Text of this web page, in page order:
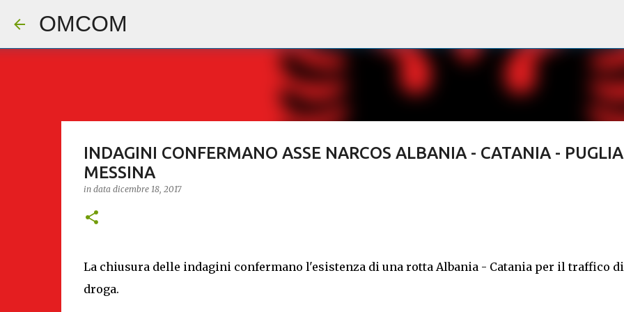
OMCOM
INDAGINI CONFERMANO ASSE NARCOS ALBANIA - CATANIA -
MESSINA
in data dicembre 18, 2017
La chiusura delle indagini confermano l'esistenza di una rotta Albania - Catania per il traffico di
droga.